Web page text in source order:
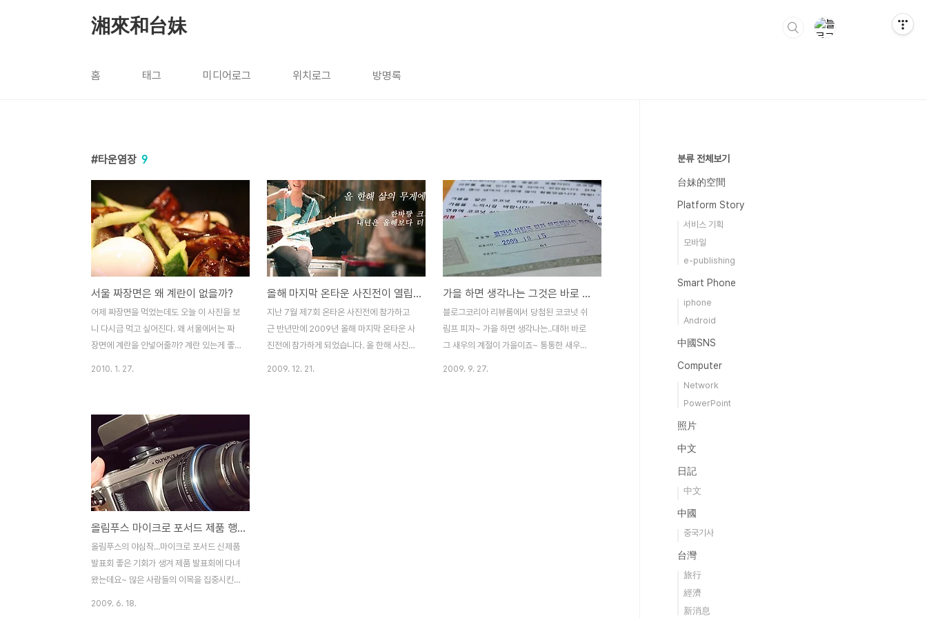
湘來和台妹
홈 태그 미디어로그 위치로그 방명록
타운염장 9
서울 짜장면은 왜 계란이 없을까?
어제 짜장면을 먹었는데도 오늘 이 사진을 보
니 다시금 먹고 싶어진다. 왜 서울에서는 짜
장면에 계란을 안넣어줄까? 계란 있는게 좋
2010. 1. 27.
올해 마지막 온타운 사진전이 열립니다.
지난 7월 제7회 온타온 사진전에 참가하고
근 반년만에 2009년 올해 마지막 온타운 사
진전에 참가하게 되었습니다. 올 한해 사진을
2009. 12. 21.
가을 하면 생각나는 그것은 바로 통새우!
블로그코리아 리뷰룸에서 당첨된 코코넛 쉬
림프 피자~ 가을 하면 생각나는..대하! 바로
그 새우의 계절이 가을이죠~ 통통한 새우맛
2009. 9. 27.
올림푸스 마이크로 포서드 제품 행사장 방문기
올림푸스의 야심작...마이크로 포서드 신제품
발표회 좋은 기회가 생겨 제품 발표회에 다녀
왔는데요~ 많은 사람들의 이목을 집중시킨
2009. 6. 18.
분류 전체보기
台妹的空間
Platform Story
서비스 기획
모바일
e-publishing
Smart Phone
iphone
Android
中國SNS
Computer
Network
PowerPoint
照片
中文
日記
中文
中國
중국기사
台灣
旅行
經濟
新消息